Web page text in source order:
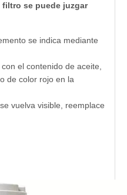
filtro se puede juzgar
se indica mediante
el contenido de aceite,
de color rojo en la
vuelva visible, reemplace